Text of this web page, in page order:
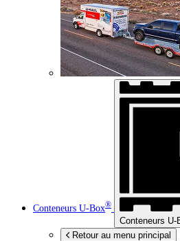
Conteneurs U-Box®
Conteneurs U-
Retour au menu principal